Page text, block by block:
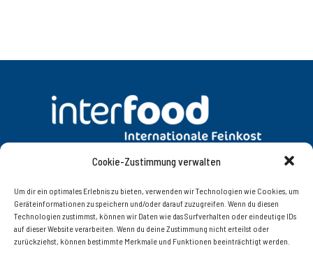
Cookie-Zustimmung verwalten
Um dir ein optimales Erlebnis zu bieten, verwenden wir Technologien wie Cookies, um
Geräteinformationen zu speichern und/oder darauf zuzugreifen. Wenn du diesen
Technologien zustimmst, können wir Daten wie das Surfverhalten oder eindeutige IDs
auf dieser Website verarbeiten. Wenn du deine Zustimmung nicht erteilst oder
zurückziehst, können bestimmte Merkmale und Funktionen beeinträchtigt werden.
KONTAKT IMPRESSUM